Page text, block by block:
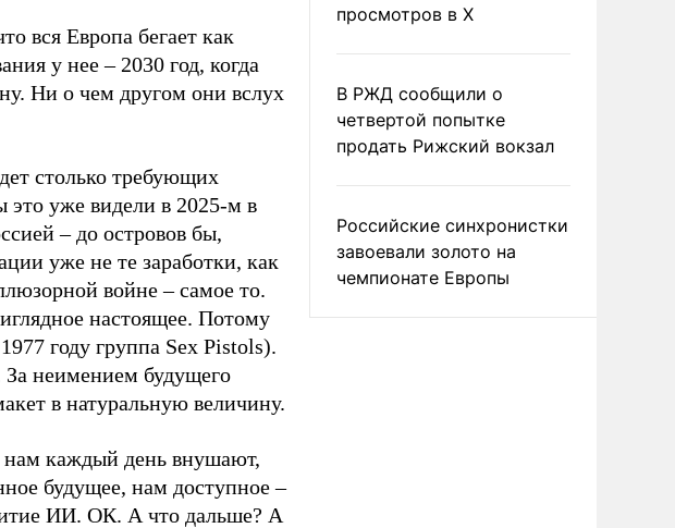
вся Европа бегает как
у нее – 2030 год, когда
Ни о чем другом они вслух
столько требующих
это уже видели в 2025-м в
– до островов бы,
уже не те заработки, как
войне – самое то.
настоящее. Потому
году группа Sex Pistols).
неимением будущего
в натуральную величину.
нам каждый день внушают,
будущее, нам доступное –
ИИ. ОК. А что дальше? А
просмотров в X
В РЖД сообщили о
четвертой попытке
продать Рижский вокзал
Российские синхронистки
завоевали золото на
чемпионате Европы